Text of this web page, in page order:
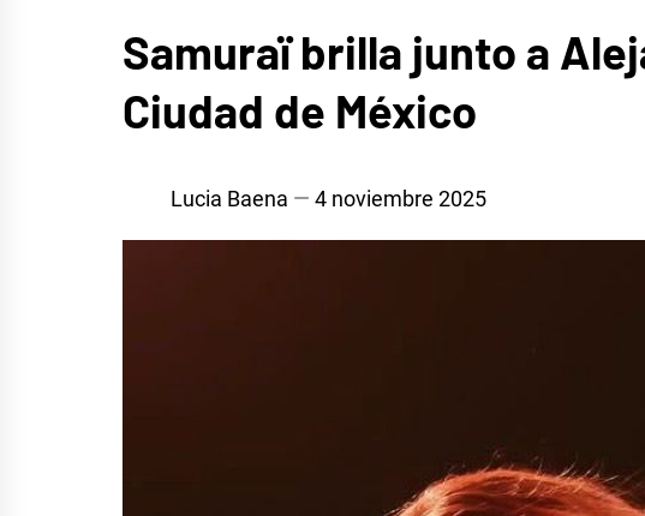
Samuraï brilla junto a
Ciudad de México
Lucia Baena 4 noviembre 2025